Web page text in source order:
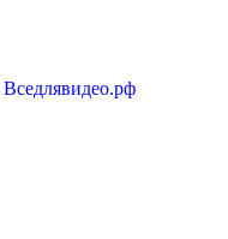
Вседлявидео.рф